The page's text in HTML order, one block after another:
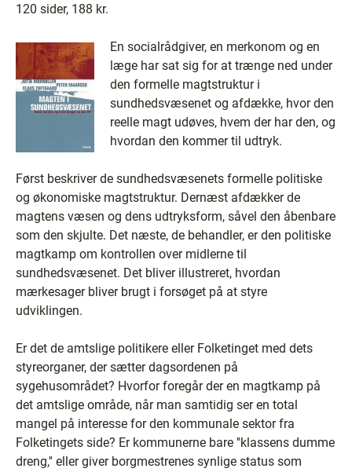
120 sider, 188 kr.
En socialrådgiver, en merkonom og en
læge har sat sig for at trænge ned under
den formelle magtstruktur i
sundhedsvæsenet og afdække, hvor den
reelle magt udøves, hvem der har den, og
hvordan den kommer til udtryk.
Først beskriver de sundhedsvæsenets formelle politiske
og økonomiske magtstruktur. Dernæst afdækker de
magtens væsen og dens udtryksform, såvel den åbenbare
som den skjulte. Det næste, de behandler, er den politiske
magtkamp om kontrollen over midlerne til
sundhedsvæsenet. Det bliver illustreret, hvordan
mærkesager bliver brugt i forsøget på at styre
udviklingen.
Er det de amtslige politikere eller Folketinget med dets
styreorganer, der sætter dagsordenen på
sygehusområdet? Hvorfor foregår der en magtkamp på
det amtslige område, når man samtidig ser en total
mangel på interesse for den kommunale sektor fra
Folketingets side? Er kommunerne bare ''klassens dumme
dreng,'' eller giver borgmestrenes synlige status som